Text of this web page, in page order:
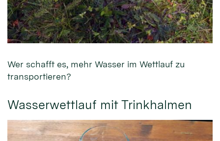
Wer schafft es, mehr Wasser im Wettlauf zu
transportieren?
Wasserwettlauf mit Trinkhalmen